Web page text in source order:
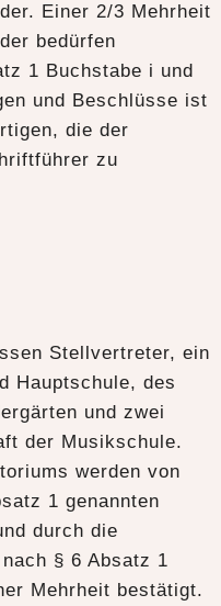
Einer 2/3 Mehrheit
bedürfen
1 Buchstabe i und
und Beschlüsse ist
die der
zu
Stellvertreter, ein
Hauptschule, des
und zwei
der Musikschule.
werden von
1 genannten
durch die
§ 6 Absatz 1
Mehrheit bestätigt.